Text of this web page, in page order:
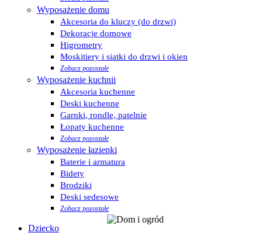
Wyposażenie domu
Akcesoria do kluczy (do drzwi)
Dekoracje domowe
Higrometry
Moskitiery i siatki do drzwi i okien
Zobacz pozostałe
Wyposażenie kuchnii
Akcesoria kuchenne
Deski kuchenne
Garnki, rondle, patelnie
Łopaty kuchenne
Zobacz pozostałe
Wyposażenie łazienki
Baterie i armatura
Bidety
Brodziki
Deski sedesowe
Zobacz pozostałe
Dziecko